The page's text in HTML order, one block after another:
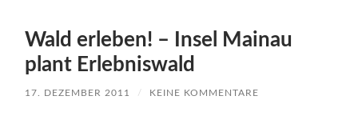
Wald erleben! – Insel Mainau
plant Erlebniswald
17. DEZEMBER 2011 / KEINE KOMMENTARE